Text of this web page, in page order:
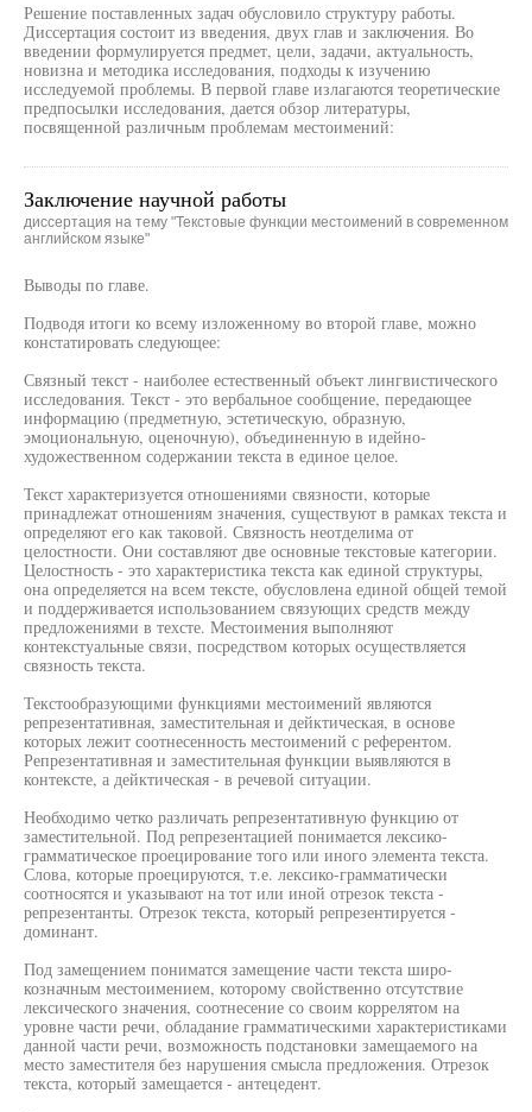
Решение поставленных задач обусловило структуру работы.
Диссертация состоит из введения, двух глав и заключения. Во
введении формулируется предмет, цели, задачи, актуальность,
новизна и методика исследования, подходы к изучению
исследуемой проблемы. В первой главе излагаются теоретические
предпосылки исследования, дается обзор литературы,
посвященной различным проблемам местоимений:
Заключение научной работы
диссертация на тему "Текстовые функции местоимений в современном
английском языке"
Выводы по главе.
Подводя итоги ко всему изложенному во второй главе, можно
констатировать следующее:
Связный текст - наиболее естественный объект лингвистического
исследования. Текст - это вербальное сообщение, передающее
информацию (предметную, эстетическую, образную,
эмоциональную, оценочную), объединенную в идейно-
художественном содержании текста в единое целое.
Текст характеризуется отношениями связности, которые
принадлежат отношениям значения, существуют в рамках текста и
определяют его как таковой. Связность неотделима от
целостности. Они составляют две основные текстовые категории.
Целостность - это характеристика текста как единой структуры,
она определяется на всем тексте, обусловлена единой общей темой
и поддерживается использованием связующих средств между
предложениями в техсте. Местоимения выполняют
контекстуальные связи, посредством которых осуществляется
связность текста.
Текстообразующими функциями местоимений являются
репрезентативная, заместительная и дейктическая, в основе
которых лежит соотнесенность местоимений с референтом.
Репрезентативная и заместительная функции выявляются в
контексте, а дейктическая - в речевой ситуации.
Необходимо четко различать репрезентативную функцию от
заместительной. Под репрезентацией понимается лексико-
грамматическое проецирование того или иного элемента текста.
Слова, которые проецируются, т.е. лексико-грамматически
соотносятся и указывают на тот или иной отрезок текста -
репрезентанты. Отрезок текста, который репрезентируется -
доминант.
Под замещением пониматся замещение части текста широ-
козначным местоимением, которому свойственно отсутствие
лексического значения, соотнесение со своим коррелятом на
уровне части речи, обладание грамматическими характеристиками
данной части речи, возможность подстановки замещаемого на
место заместителя без нарушения смысла предложения. Отрезок
текста, который замещается - антецедент.